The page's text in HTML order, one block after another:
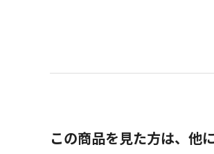
この商品を見た方は、他